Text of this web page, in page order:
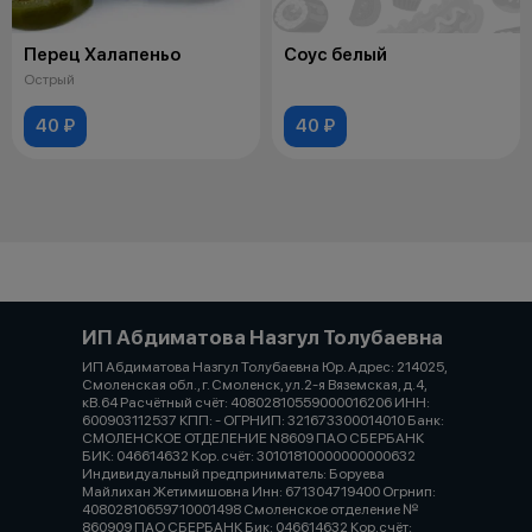
Перец Халапеньо
Острый
40 ₽
Соус белый
40 ₽
ИП Абдиматова Назгул Толубаевна
ИП Абдиматова Назгул Толубаевна Юр. Адрес: 214025,
Смоленская обл., г. Смоленск, ул.2-я Вяземская, д.4,
кВ.64 Расчётный счёт: 40802810559000016206 ИНН:
600903112537 КПП: - ОГРНИП: 321673300014010 Банк:
СМОЛЕНСКОЕ ОТДЕЛЕНИЕ N8609 ПАО СБЕРБАНК
БИК: 046614632 Кор. счёт: 30101810000000000632
Индивидуальный предприниматель: Боруева
Майлихан Жетимишовна Инн: 671304719400 Огрнип:
40802810659710001498 Смоленское отделение №
860909 ПАО СБЕРБАНК Бик: 046614632 Кор.счёт: